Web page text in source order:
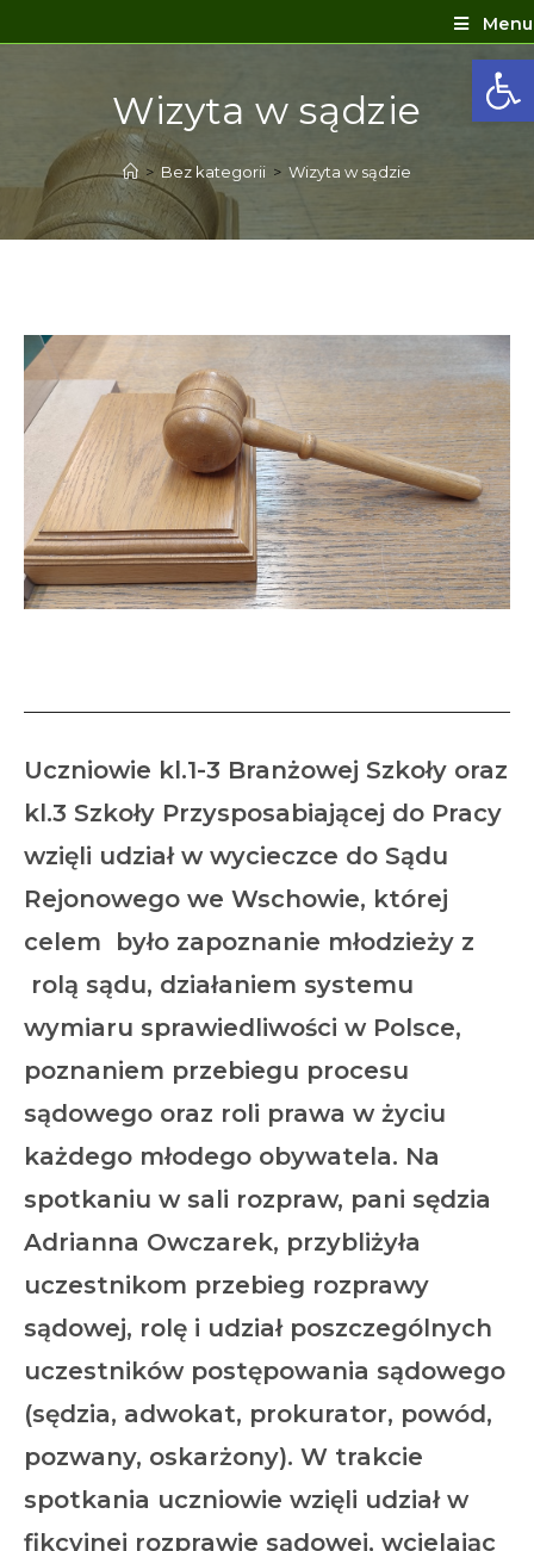
Menu
Wizyta w sądzie
> Bez kategorii > Wizyta w sądzie
Uczniowie kl.1-3 Branżowej Szkoły oraz
kl.3 Szkoły Przysposabiającej do Pracy
wzięli udział w wycieczce do Sądu
Rejonowego we Wschowie, której
celem było zapoznanie młodzieży z
rolą sądu, działaniem systemu
wymiaru sprawiedliwości w Polsce,
poznaniem przebiegu procesu
sądowego oraz roli prawa w życiu
każdego młodego obywatela. Na
spotkaniu w sali rozpraw, pani sędzia
Adrianna Owczarek, przybliżyła
uczestnikom przebieg rozprawy
sądowej, rolę i udział poszczególnych
uczestników postępowania sądowego
(sędzia, adwokat, prokurator, powód,
pozwany, oskarżony). W trakcie
spotkania uczniowie wzięli udział w
fikcyjnej rozprawie sądowej, wcielając